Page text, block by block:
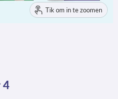
Tik om in te zoomen
4